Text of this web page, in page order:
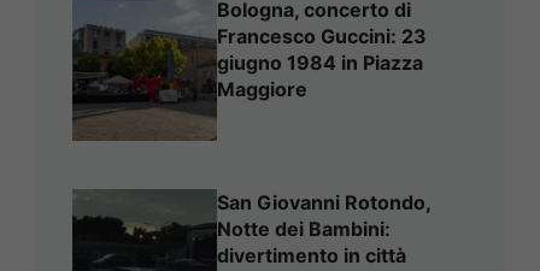
Bologna, concerto di
Francesco Guccini: 23
giugno 1984 in Piazza
Maggiore
San Giovanni Rotondo,
Notte dei Bambini:
divertimento in città